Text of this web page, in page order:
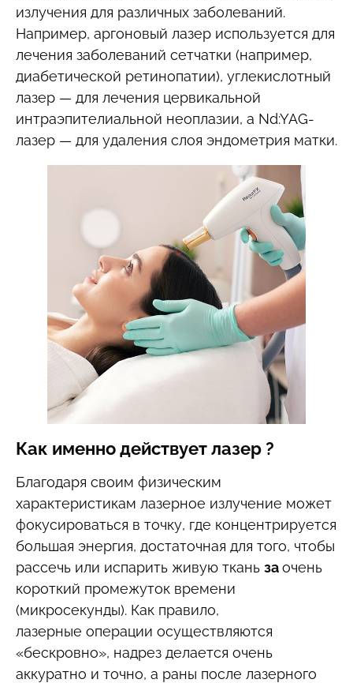
излучения для различных заболеваний.
Например, аргоновый лазер используется для
лечения заболеваний сетчатки (например,
диабетической ретинопатии), углекислотный
лазер — для лечения цервикальной
интраэпителиальной неоплазии, а Nd:YAG-
лазер — для удаления слоя эндометрия матки.
Как именно действует лазер ?
Благодаря своим физическим
характеристикам лазерное излучение может
фокусироваться в точку, где концентрируется
большая энергия, достаточная для того, чтобы
рассечь или испарить живую ткань заочень
короткий промежуток времени
(микросекунды). Как правило,
лазерные операции осуществляются
«бескровно», надрез делается очень
аккуратно и точно, а раны после лазерного